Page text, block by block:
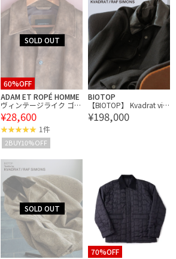
60%OFF
ADAM ET ROPÉ HOMME
ヴィンテージライク ゴー
ト スエード シャツ
¥28,600
1件
2BUY10%OFF
BIOTOP
【BIOTOP】 Kvadrat vid
ar4 coveralls
¥198,000
70%OFF